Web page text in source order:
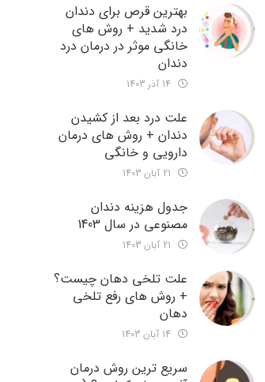
بهترین قرص برای دندان
درد شدید + روش های
خانگی موثر در درمان درد
دندان
علت درد بعد از کشیدن
دندان + روش های درمان
دارویی و خانگی
جدول هزینه دندان
مصنوعی در سال 1403
علت تلخی دهان چیست؟
+ روش های رفع تلخی
دهان
سریع ترین روش درمان